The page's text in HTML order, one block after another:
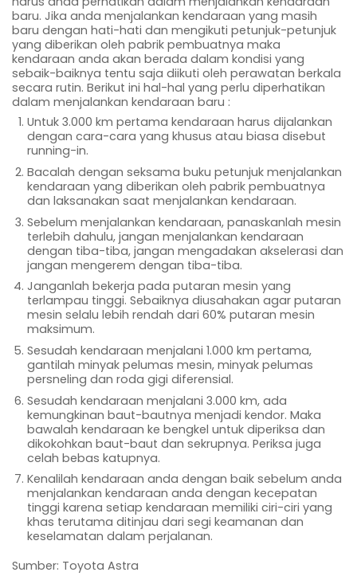
baru. Jika anda menjalankan kendaraan yang masih
baru dengan hati-hati dan mengikuti petunjuk-petunjuk
yang diberikan oleh pabrik pembuatnya maka
kendaraan anda akan berada dalam kondisi yang
sebaik-baiknya tentu saja diikuti oleh perawatan berkala
secara rutin. Berikut ini hal-hal yang perlu diperhatikan
dalam menjalankan kendaraan baru :
Untuk 3.000 km pertama kendaraan harus dijalankan
dengan cara-cara yang khusus atau biasa disebut
running-in.
Bacalah dengan seksama buku petunjuk menjalankan
kendaraan yang diberikan oleh pabrik pembuatnya
dan laksanakan saat menjalankan kendaraan.
Sebelum menjalankan kendaraan, panaskanlah mesin
terlebih dahulu, jangan menjalankan kendaraan
dengan tiba-tiba, jangan mengadakan akselerasi dan
jangan mengerem dengan tiba-tiba.
Janganlah bekerja pada putaran mesin yang
terlampau tinggi. Sebaiknya diusahakan agar putaran
mesin selalu lebih rendah dari 60% putaran mesin
maksimum.
Sesudah kendaraan menjalani 1.000 km pertama,
gantilah minyak pelumas mesin, minyak pelumas
persneling dan roda gigi diferensial.
Sesudah kendaraan menjalani 3.000 km, ada
kemungkinan baut-bautnya menjadi kendor. Maka
bawalah kendaraan ke bengkel untuk diperiksa dan
dikokohkan baut-baut dan sekrupnya. Periksa juga
celah bebas katupnya.
Kenalilah kendaraan anda dengan baik sebelum anda
menjalankan kendaraan anda dengan kecepatan
tinggi karena setiap kendaraan memiliki ciri-ciri yang
khas terutama ditinjau dari segi keamanan dan
keselamatan dalam perjalanan.
Sumber: Toyota Astra